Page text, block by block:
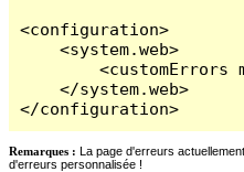
<configuration>
    <system.web>
<customErrors
    </system.web>
</configuration>
Remarques : La page d'erreurs
d'erreurs personnalisée !